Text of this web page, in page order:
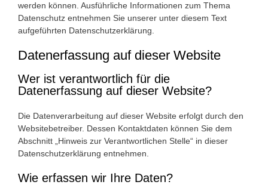
werden können. Ausführliche Informationen zum Thema
Datenschutz entnehmen Sie unserer unter diesem Text
aufgeführten Datenschutzerklärung.
Datenerfassung auf dieser Website
Wer ist verantwortlich für die
Datenerfassung auf dieser Website?
Die Datenverarbeitung auf dieser Website erfolgt durch den
Websitebetreiber. Dessen Kontaktdaten können Sie dem
Abschnitt „Hinweis zur Verantwortlichen Stelle“ in dieser
Datenschutzerklärung entnehmen.
Wie erfassen wir Ihre Daten?